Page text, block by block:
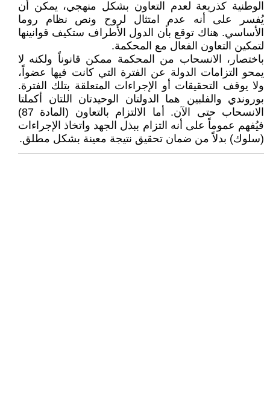
الوطنية كذريعة لعدم التعاون بشكل منهجي، يمكن أن
يُفسر على أنه عدم امتثال لروح ونص نظام روما
الأساسي. هناك توقع بأن الدول الأطراف ستكيف قوانينها
لتمكين التعاون الفعال مع المحكمة.
باختصار، الانسحاب من المحكمة ممكن قانوناً ولكنه لا
يمحو التزامات الدولة عن الفترة التي كانت فيها عضواً،
ولا يوقف التحقيقات أو الإجراءات المتعلقة بتلك الفترة.
بوروندي والفلبين هما الدولتان الوحيدتان اللتان أكملتا
الانسحاب حتى الآن. أما الالتزام بالتعاون (المادة 87)
فيُفهم عموماً على أنه التزام ببذل الجهد واتخاذ الإجراءات
(سلوك) بدلاً من ضمان تحقيق نتيجة معينة بشكل مطلق.